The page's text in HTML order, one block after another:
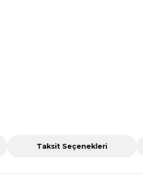
Taksit Seçenekleri